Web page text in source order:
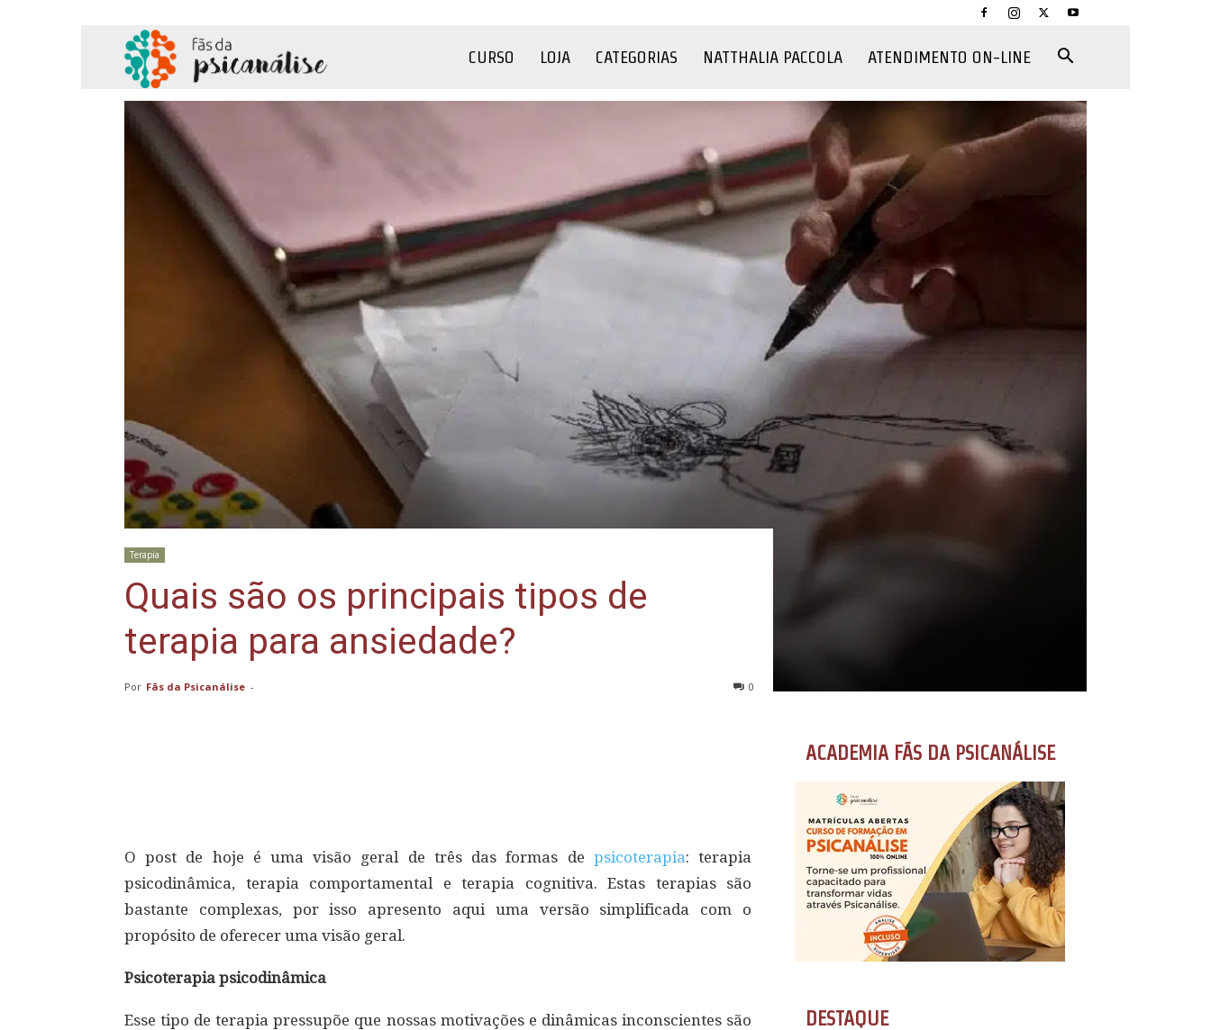
CURSO LOJA CATEGORIAS NATTHALIA PACCOLA ATENDIMENTO ON-LINE
Terapia
Quais são os principais tipos de
terapia para ansiedade?
Por Fãs da Psicanálise - 0
O post de hoje é uma visão geral de três das formas de psicoterapia: terapia
psicodinâmica, terapia comportamental e terapia cognitiva. Estas terapias são
bastante complexas, por isso apresento aqui uma versão simplificada com o
propósito de oferecer uma visão geral.
Psicoterapia psicodinâmica
Esse tipo de terapia pressupõe que nossas motivações e dinâmicas inconscientes são
ACADEMIA FÃS DA PSICANÁLISE
DESTAQUE